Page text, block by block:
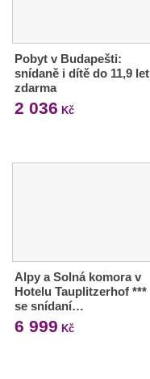
Pobyt v Budapešti:
snídaně i dítě do 11,9 let
zdarma
2 036 Kč
Alpy a Solná komora v
Hotelu Tauplitzerhof ***
se snídaní…
6 999 Kč